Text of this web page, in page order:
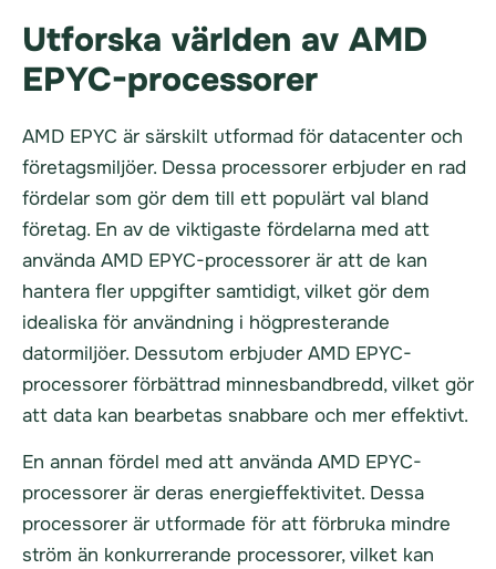
Utforska världen av AMD
EPYC-processorer
AMD EPYC är särskilt utformad för datacenter och
företagsmiljöer. Dessa processorer erbjuder en rad
fördelar som gör dem till ett populärt val bland
företag. En av de viktigaste fördelarna med att
använda AMD EPYC-processorer är att de kan
hantera fler uppgifter samtidigt, vilket gör dem
idealiska för användning i högpresterande
datormiljöer. Dessutom erbjuder AMD EPYC-
processorer förbättrad minnesbandbredd, vilket gör
att data kan bearbetas snabbare och mer effektivt.
En annan fördel med att använda AMD EPYC-
processorer är deras energieffektivitet. Dessa
processorer är utformade för att förbruka mindre
ström än konkurrerande processorer, vilket kan